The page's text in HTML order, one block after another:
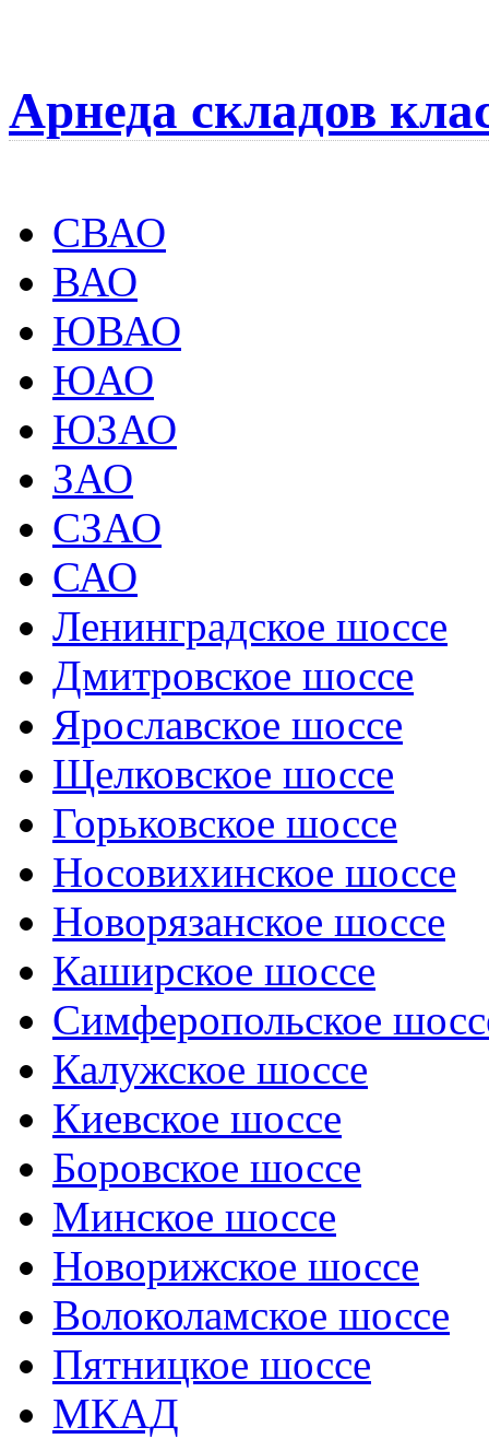
Арнеда складов
СВАО
ВАО
ЮВАО
ЮАО
ЮЗАО
ЗАО
СЗАО
САО
Ленинградское шоссе
Дмитровское шоссе
Ярославское шоссе
Щелковское шоссе
Горьковское шоссе
Носовихинское шоссе
Новорязанское шоссе
Каширское шоссе
Симферопольское
Калужское шоссе
Киевское шоссе
Боровское шоссе
Минское шоссе
Новорижское шоссе
Волоколамское шоссе
Пятницкое шоссе
МКАД